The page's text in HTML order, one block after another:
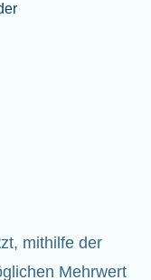
mithilfe der
Mehrwert